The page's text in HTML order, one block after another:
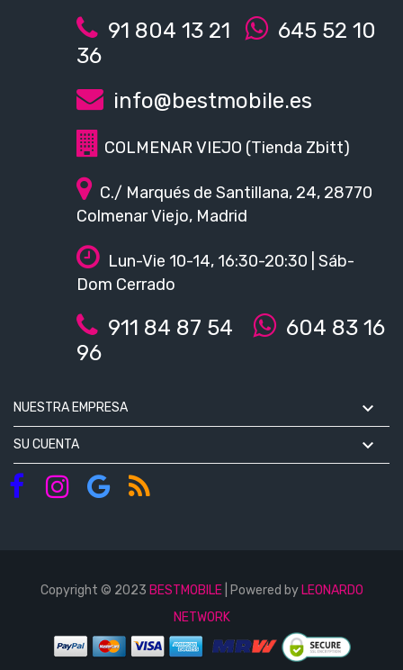
91 804 13 21
645 52 10
36
info@bestmobile.es
COLMENAR VIEJO (Tienda Zbitt)
C./ Marqués de Santillana, 24, 28770
Colmenar Viejo, Madrid
Lun-Vie 10-14, 16:30-20:30 | Sáb-
Dom Cerrado
911 84 87 54
604 83 16
96
NUESTRA EMPRESA 
SU CUENTA 
Copyright © 2023 BESTMOBILE| Powered by LEONARDO
NETWORK